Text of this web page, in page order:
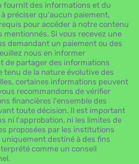
fournit des informations et du
préciser qu'aucun paiement,
pour accéder à notre contenu
Si vous recevez une
demandant un paiement ou des
nous en informer
de partager des informations
tenu de la nature évolutive des
certaines informations peuvent
recommandons de vérifier
financières l'ensemble des
toute décision. Il est important
ni l'approbation, ni les limites de
proposées par les institutions
destiné à des fins
comme un conseil